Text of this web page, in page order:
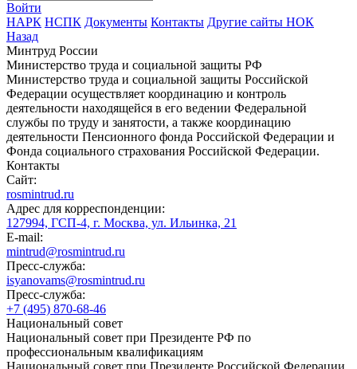
Войти
НАРК НСПК Документы Контакты Другие сайты НОК
Назад
Минтруд России
Министерство труда и социальной защиты РФ
Министерство труда и социальной защиты Российской
Федерации осуществляет координацию и контроль
деятельности находящейся в его ведении Федеральной
службы по труду и занятости, а также координацию
деятельности Пенсионного фонда Российской Федерации и
Фонда социального страхования Российской Федерации.
Контакты
Сайт:
rosmintrud.ru
Адрес для корреспонденции:
127994, ГСП-4, г. Москва, ул. Ильинка, 21
E-mail:
mintrud@rosmintrud.ru
Пресс-служба:
isyanovams@rosmintrud.ru
Пресс-служба:
+7 (495) 870-68-46
Национальный совет
Национальный совет при Президенте РФ по
профессиональным квалификациям
Национальный совет при Президенте Российской Федерации